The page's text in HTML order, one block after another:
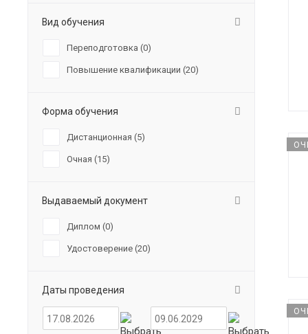
Вид обучения
Переподготовка (0)
Повышение квалификации (20)
Форма обучения
Дистанционная (5)
Очная (15)
Выдаваемый документ
Диплом (0)
Удостоверение (20)
Даты проведения